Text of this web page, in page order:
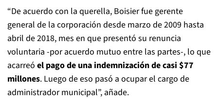
“De acuerdo con la querella, Boisier fue gerente
general de la corporación desde marzo de 2009 hasta
abril de 2018, mes en que presentó su renuncia
voluntaria -por acuerdo mutuo entre las partes-, lo que
acarreó el pago de una indemnización de casi $77
millones. Luego de eso pasó a ocupar el cargo de
administrador municipal”, añade.